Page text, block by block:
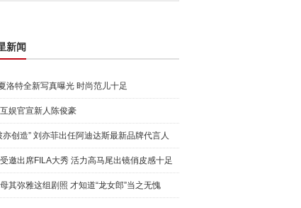
新闻
洛特全新写真曝光 时尚范儿十足
娱官宣新人陈俊豪
亦创造” 刘亦菲出任阿迪达斯最新品牌代言人
邀出席FILA大秀 活力高马尾出镜俏皮感十足
其弥雅这组剧照 才知道“龙女郎”当之无愧